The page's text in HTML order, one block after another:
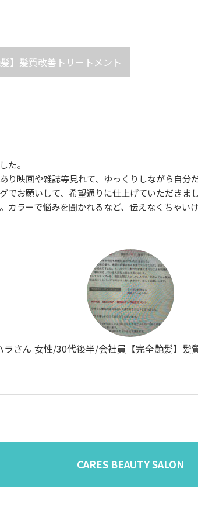
】髪質改善トリートメント
た。
り映画や雑誌等見れて、ゆっくりしながら自分
でお願いして、希望通りに仕上げていただきま
カラーで悩みを聞かれるなど、伝えなくちゃい
ラさん 女性/30代後半/会社員【完全艶髪】髪
CARES BEAUTY SALON